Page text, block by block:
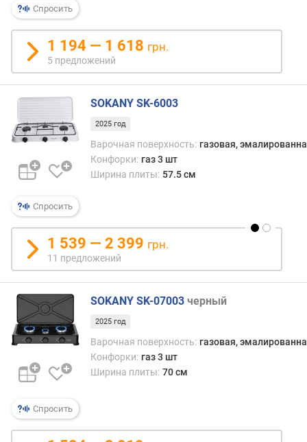
о
в
е
н
я
(
т
)
к
о
л
-
в
о
с
т
е
к
л
д
е
р
Спросить
1 194 — 1 618 грн.
5 предложений
Спросить
SOKANY SK-6003
2025 год
Варочная поверхность: газовая,
Конфорки: газ 3 шт
Ширина плиты: 57.5 см
1 539 — 2 399 грн.
11 предложений
Спросить
SOKANY SK-07003 черный
2025 год
Варочная поверхность: газовая,
Конфорки: газ 3 шт
Ширина плиты: 70 см